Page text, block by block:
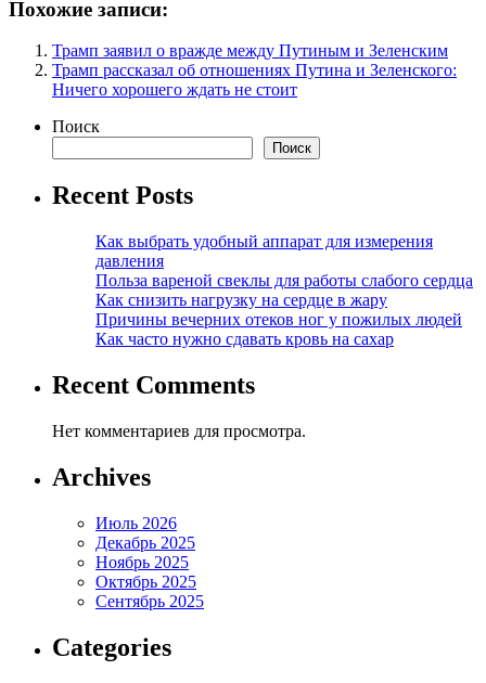
Похожие записи:
Трамп заявил о вражде между Путиным и Зеленским
Трамп рассказал об отношениях Путина и Зеленского:
Ничего хорошего ждать не стоит
Поиск
Поиск
Recent Posts
Как выбрать удобный аппарат для измерения
давления
Польза вареной свеклы для работы слабого сердца
Как снизить нагрузку на сердце в жару
Причины вечерних отеков ног у пожилых людей
Как часто нужно сдавать кровь на сахар
Recent Comments
Нет комментариев для просмотра.
Archives
Июль 2026
Декабрь 2025
Ноябрь 2025
Октябрь 2025
Сентябрь 2025
Categories